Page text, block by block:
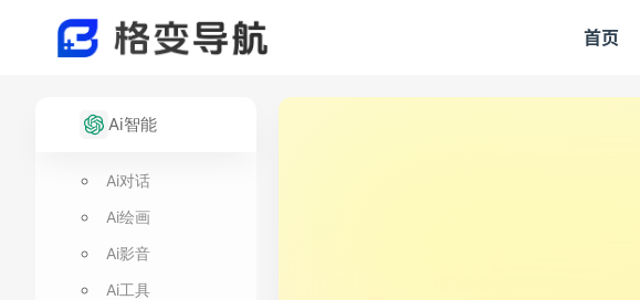
首页
Ai智能
Ai对话
Ai绘画
Ai影音
Ai工具